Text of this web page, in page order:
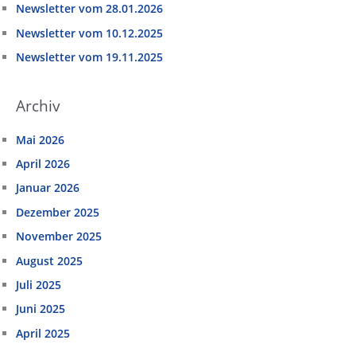
Newsletter vom 28.01.2026
Newsletter vom 10.12.2025
Newsletter vom 19.11.2025
Archiv
Mai 2026
April 2026
Januar 2026
Dezember 2025
November 2025
August 2025
Juli 2025
Juni 2025
April 2025